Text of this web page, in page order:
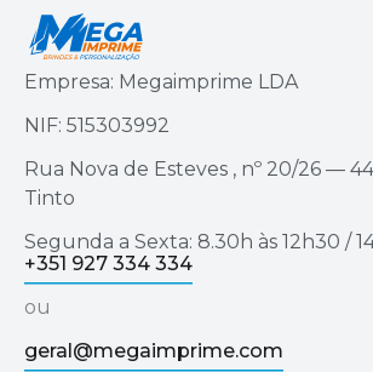
Empresa: Megaimprime LDA
NIF: 515303992
Rua Nova de Esteves , nº 20/26 —
Tinto
Segunda a Sexta: 8.30h às 12h30 /
+351 927 334 334
ou
geral@megaimprime.com